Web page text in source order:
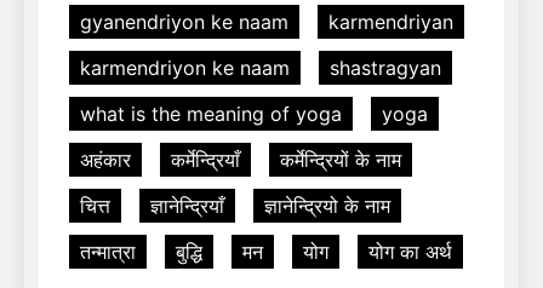
gyanendriyon ke naam
karmendriyan
karmendriyon ke naam
shastragyan
what is the meaning of yoga
yoga
अहंकार
कर्मेन्द्रियाँ
कर्मेन्द्रियों के नाम
चित्त
ज्ञानेन्द्रियाँ
ज्ञानेन्द्रियो के नाम
तन्मात्रा
बुद्धि मन योग योग का अर्थ